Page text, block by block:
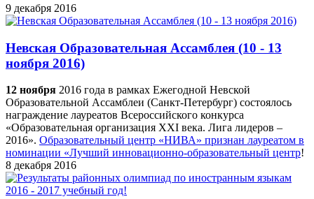
9 декабря 2016
Невская Образовательная Ассамблея (10 - 13
ноября 2016)
12 ноября 2016 года в рамках Ежегодной Невской
Образовательной Ассамблеи (Санкт-Петербург) состоялось
награждение лауреатов Всероссийского конкурса
«Образовательная организация XXI века. Лига лидеров –
2016». Образовательный центр «НИВА» признан лауреатом в
номинации «Лучший инновационно-образовательный центр!
8 декабря 2016